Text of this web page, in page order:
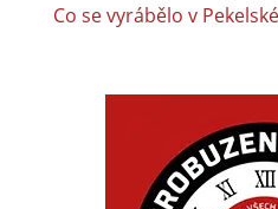
Co se vyrábělo v